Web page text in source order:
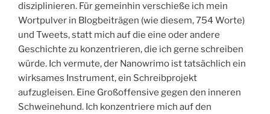
disziplinieren. Für gemeinhin verschieße ich mein
Wortpulver in Blogbeiträgen (wie diesem, 754 Worte)
und Tweets, statt mich auf die eine oder andere
Geschichte zu konzentrieren, die ich gerne schreiben
würde. Ich vermute, der Nanowrimo ist tatsächlich ein
wirksames Instrument, ein Schreibprojekt
aufzugleisen. Eine Großoffensive gegen den inneren
Schweinehund. Ich konzentriere mich auf den